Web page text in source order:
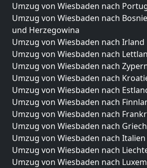
Umzug von Wiesbaden nach
Umzug von Wiesbaden nach
und Herzegowina
Umzug von Wiesbaden nach Irland
Umzug von Wiesbaden nach
Umzug von Wiesbaden nach
Umzug von Wiesbaden nach
Umzug von Wiesbaden nach
Umzug von Wiesbaden nach
Umzug von Wiesbaden nach
Umzug von Wiesbaden nach
Umzug von Wiesbaden nach Italien
Umzug von Wiesbaden nach
Umzug von Wiesbaden nach